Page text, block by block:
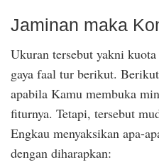
Jaminan maka
Ukuran tersebut yakni
gaya faal tur berikut.
apabila Kamu membuka
fiturnya. Tetapi, tersebut
Engkau menyaksikan apa-
dengan diharapkan: